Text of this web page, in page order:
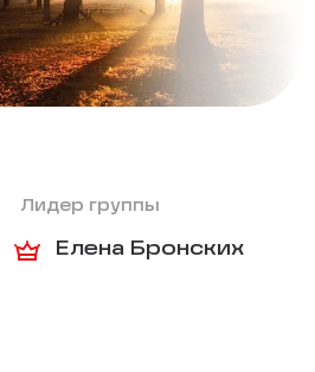
Лидер группы
Елена Бронских